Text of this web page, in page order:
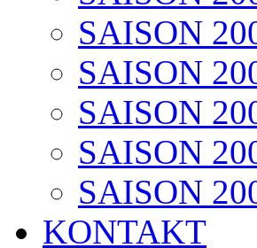
SAISON
SAISON
SAISON
SAISON
SAISON
KONTAKT